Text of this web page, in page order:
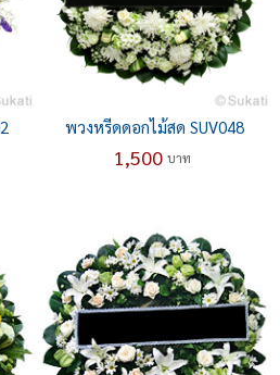
พวงหรีดดอกไม้สด SUV048
1,500 บาท